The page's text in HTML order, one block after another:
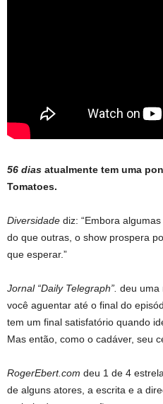
56 dias atualmente tem uma
Tomatoes.
Diversidade diz: “Embora
do que outras, o show prospera
que esperar.”
Jornal “Daily Telegraph”. deu uma
você aguentar até o final do
tem um final satisfatório quando
Mas então, como o cadáver, seu
RogerEbert.com deu 1 de 4
de alguns atores, a escrita e a